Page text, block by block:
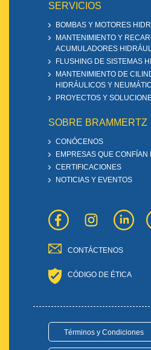
SERVICIOS
BOMBAS Y MOTORES
MANTENIMIENTO Y
ACUMULADORES
FLUSHING DE SISTEMAS
MANTENIMIENTO DE
HIDRÁULICOS Y
PROYECTOS Y
SOBRE BRAMMERTZ
CONÓCENOS
EMPRESAS QUE CONFÍAN
CERTIFICACIONES
NOTICIAS Y EVENTOS
CONTÁCTENOS
CÓDIGO DE ÉTICA
Términos y Condiciones